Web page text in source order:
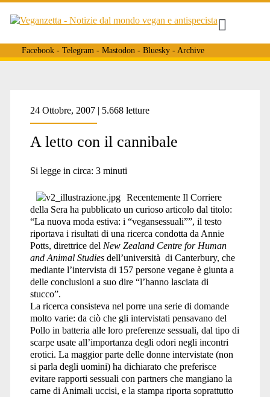
Facebook- Telegram- Mastodon- Bluesky- Archive
Tag:
<span>Annie
Potts</span>
24 Ottobre, 2007 | 5.668 letture
A letto con il cannibale
Si legge in circa: 3 minuti
Recentemente Il Corriere
della Sera ha pubblicato un curioso articolo dal titolo:
“La nuova moda estiva: i “vegansessuali””, il testo
riportava i risultati di una ricerca condotta da Annie
Potts, direttrice del New Zealand Centre for Human
and Animal Studiesdell’università di Canterbury, che
mediante l’intervista di 157 persone vegane è giunta a
delle conclusioni a suo dire “l’hanno lasciata di
stucco”.
La ricerca consisteva nel porre una serie di domande
molto varie: da ciò che gli intervistati pensavano del
Pollo in batteria alle loro preferenze sessuali, dal tipo di
scarpe usate all’importanza degli odori negli incontri
erotici. La maggior parte delle donne intervistate (non
si parla degli uomini) ha dichiarato che preferisce
evitare rapporti sessuali con partners che mangiano la
carne di Animali uccisi, e la stampa riporta soprattutto